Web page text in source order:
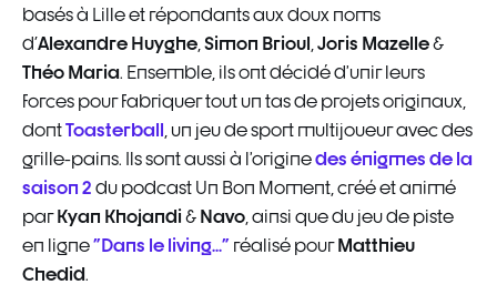
basés à Lille et répondants aux doux noms
d'Alexandre Huyghe Simon Brioul Joris Mazelle&
Théo Maria. Ensemble, ils ont décidé d’unir leurs
forces pour fabriquer tout un tas de projets originaux,
dontToasterball , un jeu de sport multijoueur avec des
grille-pains. Ils sont aussi à l’originedes énigmes de la
saison 2 du podcast Un Bon Moment, créé et animé
parKyan Khojandi & Navo , ainsi que du jeu de piste
en ligne"Dans le living..." réalisé pourMatthieu
Chedid.